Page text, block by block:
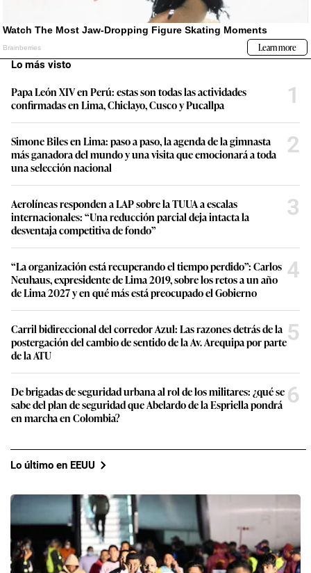
Lo más visto
Papa León XIV en Perú: estas son todas las actividades
confirmadas en Lima, Chiclayo, Cusco y Pucallpa
1
Simone Biles en Lima: paso a paso, la agenda de la gimnasta
más ganadora del mundo y una visita que emocionará a toda
una selección nacional
2
Aerolíneas responden a LAP sobre la TUUA a escalas
internacionales: “Una reducción parcial deja intacta la
desventaja competitiva de fondo”
3
“La organización está recuperando el tiempo perdido”: Carlos
Neuhaus, expresidente de Lima 2019, sobre los retos a un año
de Lima 2027 y en qué más está preocupado el Gobierno
4
Carril bidireccional del corredor Azul: Las razones detrás de la
postergación del cambio de sentido de la Av. Arequipa por parte
de la ATU
5
De brigadas de seguridad urbana al rol de los militares: ¿qué se
sabe del plan de seguridad que Abelardo de la Espriella pondrá
en marcha en Colombia?
6
Lo último en EEUU